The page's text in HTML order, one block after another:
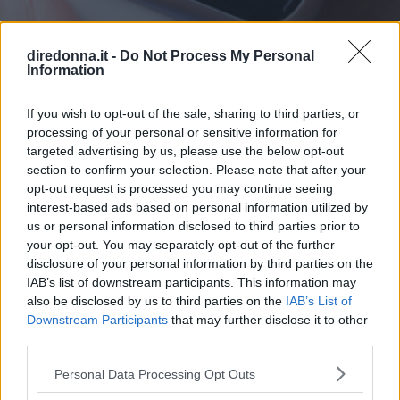
diredonna.it - Do Not Process My Personal
Information
If you wish to opt-out of the sale, sharing to third parties, or
processing of your personal or sensitive information for
targeted advertising by us, please use the below opt-out
section to confirm your selection. Please note that after your
opt-out request is processed you may continue seeing
interest-based ads based on personal information utilized by
us or personal information disclosed to third parties prior to
your opt-out. You may separately opt-out of the further
disclosure of your personal information by third parties on the
IAB’s list of downstream participants. This information may
also be disclosed by us to third parties on the IAB’s List of
Downstream Participants that may further disclose it to other
Please note that this website/app uses one or more Google
Personal Data Processing Opt Outs
Le più belle frasi di Taylor
Swift per rinascere dopo una
delusione d'amore
Le frasi di Taylor Swift che aiutano a superare la rottura di
una relazione: sono tratte dalle sue canzoni più belle sulla
fine di un rapporto.